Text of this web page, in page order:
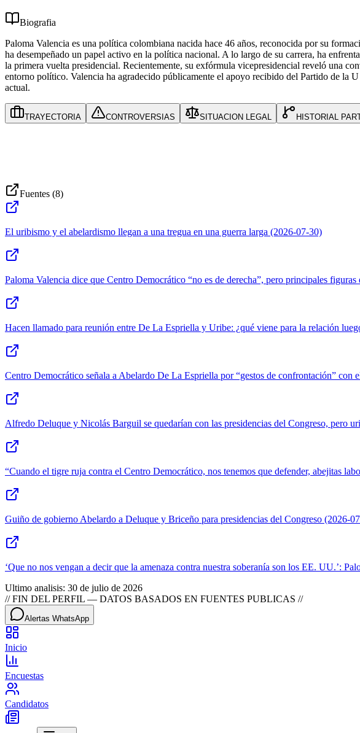
Biografia
Paloma Valencia es una política colombiana nacida hace 46 años, reconocida por su
ha desempeñado un papel activo en la política nacional. A lo largo de su carrera, ha
la primera vuelta presidencial. Recientemente, su exfórmula vicepresidencial reveló una
entorno político. Valencia ha agradecido públicamente el apoyo recibido del Partido de la
actual.
TRAYECTORIA CONTROVERSIAS SITUACION LEGAL HISTORIAL
Fuentes (8)
El uribismo y el abelardismo llegan a una tregua en una guerra larga (2026-07-30)
Paloma Valencia dice que Centro Democrático “no es de derecha”, pero principales
Hacen llamado para reunión entre De La Espriella y Uribe: ¿qué viene para la relación
Centro Democrático señala a Abelardo De La Espriella por “gestos de confrontación” con
Alfredo Deluque y Nicolás Barguil se quedarían con las presidencias del Congreso, pero
“Cuando el tigre ruja contra el Centro Democrático, nos tenemos que defender, abejitas
Guiño de gobierno Abelardo a Deluque y Briceño para presidencias del Congreso (2026-
‘Que no nos vengan a decir que la amenaza contra nuestra soberanía son los EE. UU.’:
Ultimo analisis: 30 de julio de 2026
// FIN DEL PERFIL — DATOS BASADOS EN FUENTES PUBLICAS //
Alertas WhatsApp
Inicio
Encuestas
Candidatos